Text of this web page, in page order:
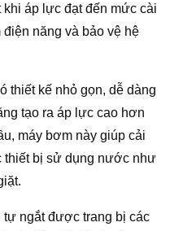
áp lực đạt đến mức cài
năng và bảo vệ hệ
thiết kế nhỏ gọn, dễ dàng
tạo ra áp lực cao hơn
máy bơm này giúp cải
thiết bị sử dụng nước như
ngắt được trang bị các